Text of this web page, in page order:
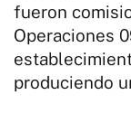
fueron
Operaciones
produciendo